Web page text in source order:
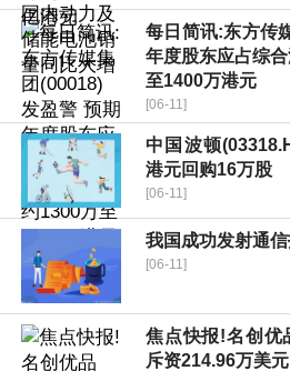
每日简讯:东方传
年度股东应占综
至1400万港元
[06-11]
中国波顿
港元回购16万股
[06-11]
我国成功发射通
[06-11]
焦点快报!名创优
斥资214.96万美